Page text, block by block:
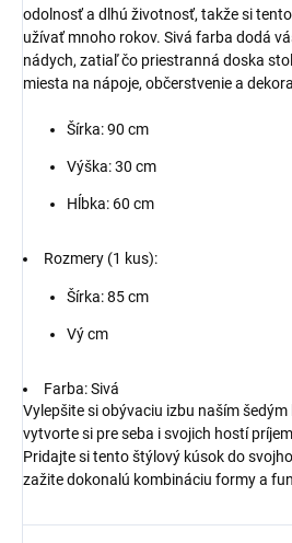
odolnosť a dlhú životnosť, takže si
užívať mnoho rokov. Sivá farba dodá
nádych, zatiaľ čo priestranná doska
miesta na nápoje, občerstvenie a
Šírka: 90 cm
Výška: 30 cm
Hĺbka: 60 cm
Rozmery (1 kus):
Šírka: 85 cm
Vý cm
Farba: Sivá
Vylepšite si obývaciu izbu naším
vytvorte si pre seba i svojich hostí
Pridajte si tento štýlový kúsok do
zažite dokonalú kombináciu formy a